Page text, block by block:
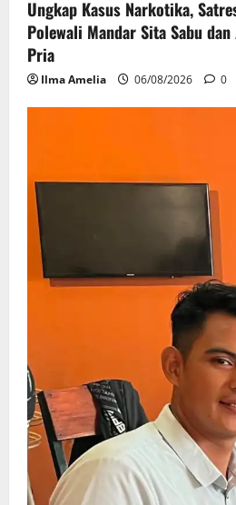
Ungkap Kasus Narkotika,
Polewali Mandar Sita Sabu
Pria
Ilma Amelia 06/08/2026 0